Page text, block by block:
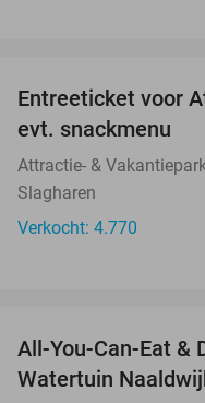
Entreeticket voor
evt. snackmenu
Attractie- &
Slagharen
Verkocht: 4.770
All-You-Can-Eat &
Watertuin